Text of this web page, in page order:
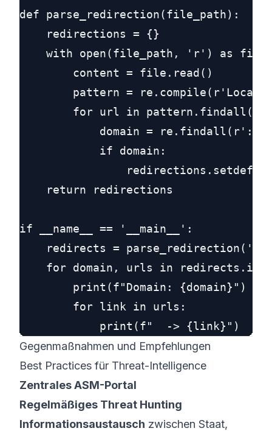
def parse_redirection(file_path):
    redirections = {}
with open(file_path, 'r') as
        content = file.read()
pattern =
for url in
domain = re.findall(r'://
            if domain:
    return redirections
if __name__ == '__main__':
redirects =
for domain, urls in
        print(f"Domain: {domain}")
        for link in urls:
Gegenmaßnahmen und Empfehlungen
Best Practices für Threat-Intelligence
Zentrales ASM-Portal
Regelmäßiges Threat Hunting
Informations­austausch zwischen Staat,